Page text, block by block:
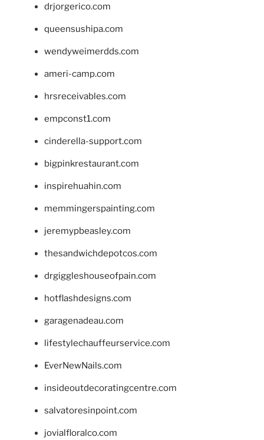
drjorgerico.com
queensushipa.com
wendyweimerdds.com
ameri-camp.com
hrsreceivables.com
empconst1.com
cinderella-support.com
bigpinkrestaurant.com
inspirehuahin.com
memmingerspainting.com
jeremypbeasley.com
thesandwichdepotcos.com
drgiggleshouseofpain.com
hotflashdesigns.com
garagenadeau.com
lifestylechauffeurservice.com
EverNewNails.com
insideoutdecoratingcentre.com
salvatoresinpoint.com
jovialfloralco.com